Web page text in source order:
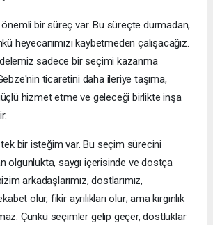
önemli bir süreç var. Bu süreçte durmadan,
heyecanımızı kaybetmeden çalışacağız.
sadece bir seçimi kazanma
ticaretini daha ileriye taşıma,
hizmet etme ve geleceği birlikte inşa
bir isteğim var. Bu seçim sürecini
olgunlukta, saygı içerisinde ve dostça
arkadaşlarımız, dostlarımız,
olur, fikir ayrılıkları olur; ama kırgınlık
Çünkü seçimler gelip geçer, dostluklar